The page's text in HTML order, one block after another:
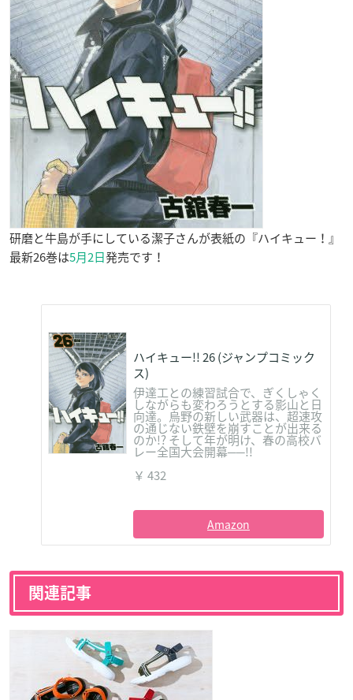
研磨と牛島が手にしている潔子さんが表紙の『ハイキュー！』
最新26巻は5月2日発売です！
ハイキュー!! 26 (ジャンプコミック
ス)
伊達工との練習試合で、ぎくしゃく
しながらも変わろうとする影山と日
向達。烏野の新しい武器は、超速攻
の通じない鉄壁を崩すことが出来る
のか!? そして年が明け、春の高校バ
レー全国大会開幕──!!
￥ 432
Amazon
関連記事